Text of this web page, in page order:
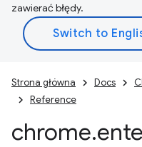
zawierać błędy.
Strona główna Docs
Reference
chrome.